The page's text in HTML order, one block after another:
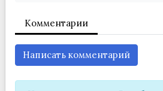
Комментарии
Написать комментарий